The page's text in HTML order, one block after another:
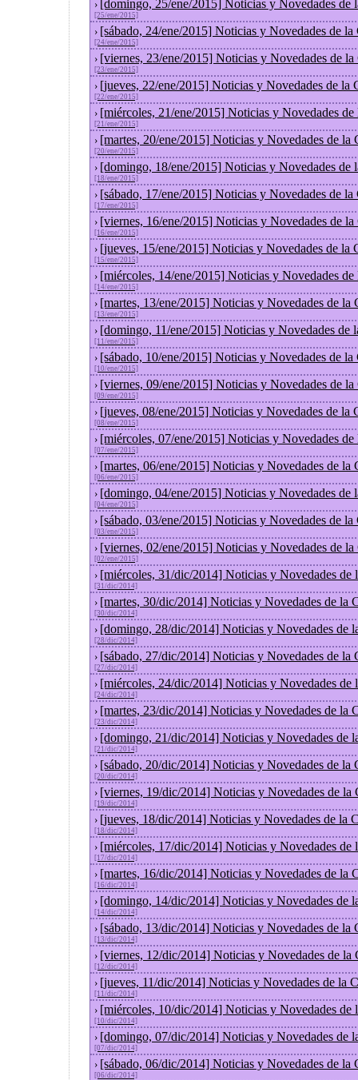
› [domingo, 25/ene/2015] Noticias y Novedades de
[25/ene/2015]
› [sábado, 24/ene/2015] Noticias y Novedades de la
[24/ene/2015]
› [viernes, 23/ene/2015] Noticias y Novedades de
[23/ene/2015]
› [jueves, 22/ene/2015] Noticias y Novedades de la
[22/ene/2015]
› [miércoles, 21/ene/2015] Noticias y Novedades
[21/ene/2015]
› [martes, 20/ene/2015] Noticias y Novedades de la
[20/ene/2015]
› [domingo, 18/ene/2015] Noticias y Novedades de
[18/ene/2015]
› [sábado, 17/ene/2015] Noticias y Novedades de la
[17/ene/2015]
› [viernes, 16/ene/2015] Noticias y Novedades de
[16/ene/2015]
› [jueves, 15/ene/2015] Noticias y Novedades de la
[15/ene/2015]
› [miércoles, 14/ene/2015] Noticias y Novedades
[14/ene/2015]
› [martes, 13/ene/2015] Noticias y Novedades de la
[13/ene/2015]
› [domingo, 11/ene/2015] Noticias y Novedades de
[11/ene/2015]
› [sábado, 10/ene/2015] Noticias y Novedades de la
[10/ene/2015]
› [viernes, 09/ene/2015] Noticias y Novedades de
[09/ene/2015]
› [jueves, 08/ene/2015] Noticias y Novedades de la
[08/ene/2015]
› [miércoles, 07/ene/2015] Noticias y Novedades
[07/ene/2015]
› [martes, 06/ene/2015] Noticias y Novedades de la
[06/ene/2015]
› [domingo, 04/ene/2015] Noticias y Novedades de
[04/ene/2015]
› [sábado, 03/ene/2015] Noticias y Novedades de la
[03/ene/2015]
› [viernes, 02/ene/2015] Noticias y Novedades de
[02/ene/2015]
› [miércoles, 31/dic/2014] Noticias y Novedades de
[31/dic/2014]
› [martes, 30/dic/2014] Noticias y Novedades de la
[30/dic/2014]
› [domingo, 28/dic/2014] Noticias y Novedades de
[28/dic/2014]
› [sábado, 27/dic/2014] Noticias y Novedades de la
[27/dic/2014]
› [miércoles, 24/dic/2014] Noticias y Novedades de
[24/dic/2014]
› [martes, 23/dic/2014] Noticias y Novedades de la
[23/dic/2014]
› [domingo, 21/dic/2014] Noticias y Novedades de
[21/dic/2014]
› [sábado, 20/dic/2014] Noticias y Novedades de la
[20/dic/2014]
› [viernes, 19/dic/2014] Noticias y Novedades de la
[19/dic/2014]
› [jueves, 18/dic/2014] Noticias y Novedades de la
[18/dic/2014]
› [miércoles, 17/dic/2014] Noticias y Novedades de
[17/dic/2014]
› [martes, 16/dic/2014] Noticias y Novedades de la
[16/dic/2014]
› [domingo, 14/dic/2014] Noticias y Novedades de
[14/dic/2014]
› [sábado, 13/dic/2014] Noticias y Novedades de la
[13/dic/2014]
› [viernes, 12/dic/2014] Noticias y Novedades de la
[12/dic/2014]
› [jueves, 11/dic/2014] Noticias y Novedades de la
[11/dic/2014]
› [miércoles, 10/dic/2014] Noticias y Novedades de
[10/dic/2014]
› [domingo, 07/dic/2014] Noticias y Novedades de
[07/dic/2014]
› [sábado, 06/dic/2014] Noticias y Novedades de la
[06/dic/2014]